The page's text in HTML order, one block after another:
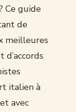
Ce guide
de
meilleures
italien à
avec